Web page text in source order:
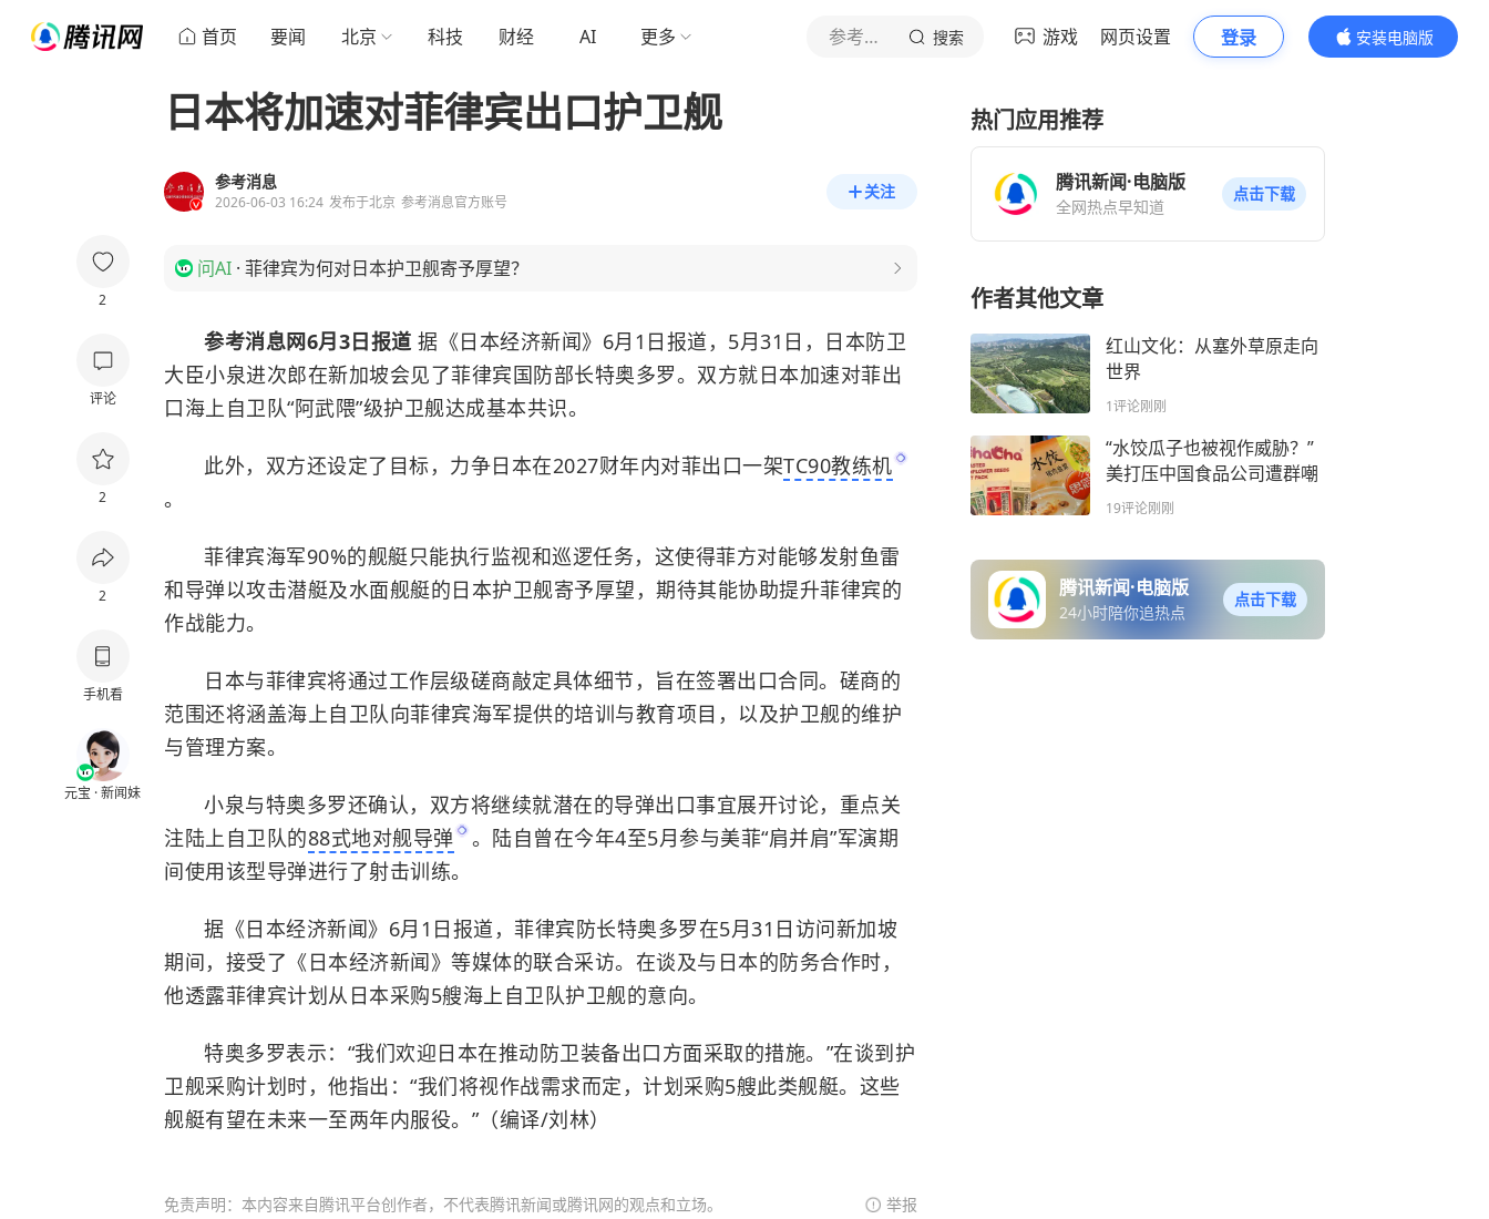
首页 要闻 北京 科技 财经 AI 更多 参考消息 搜索 游戏 网页设置 登录
安装电脑版
内容更精彩
2
评论
2
2
手机看
元宝 · 新闻妹
日本将加速对菲律宾出口护卫舰
参考消息
2026-06-03 16:24 发布于北京 参考消息官方账号
关注
问AI · 菲律宾为何对日本护卫舰寄予厚望？
参考消息网6月3日报道 据《日本经济新闻》6月1日报道，5月31日，日本防卫
大臣小泉进次郎在新加坡会见了菲律宾国防部长特奥多罗。双方就日本加速对菲出
口海上自卫队“阿武隈”级护卫舰达成基本共识。
此外，双方还设定了目标，力争日本在2027财年内对菲出口一架TC90教练机
。
菲律宾海军90%的舰艇只能执行监视和巡逻任务，这使得菲方对能够发射鱼雷
和导弹以攻击潜艇及水面舰艇的日本护卫舰寄予厚望，期待其能协助提升菲律宾的
作战能力。
日本与菲律宾将通过工作层级磋商敲定具体细节，旨在签署出口合同。磋商的
范围还将涵盖海上自卫队向菲律宾海军提供的培训与教育项目，以及护卫舰的维护
与管理方案。
小泉与特奥多罗还确认，双方将继续就潜在的导弹出口事宜展开讨论，重点关
注陆上自卫队的88式地对舰导弹
。陆自曾在今年4至5月参与美菲“肩并肩”军演期
间使用该型导弹进行了射击训练。
据《日本经济新闻》6月1日报道，菲律宾防长特奥多罗在5月31日访问新加坡
期间，接受了《日本经济新闻》等媒体的联合采访。在谈及与日本的防务合作时，
他透露菲律宾计划从日本采购5艘海上自卫队护卫舰的意向。
特奥多罗表示：“我们欢迎日本在推动防卫装备出口方面采取的措施。”在谈到护
卫舰采购计划时，他指出：“我们将视作战需求而定，计划采购5艘此类舰艇。这些
舰艇有望在未来一至两年内服役。”（编译/刘林）
免责声明：本内容来自腾讯平台创作者，不代表腾讯新闻或腾讯网的观点和立场。 举报
热门应用推荐
腾讯新闻·电脑版
全网热点早知道
点击下载
作者其他文章
红山文化：从塞外草原走向
世界
1评论刚刚
“水饺瓜子也被视作威胁？”
美打压中国食品公司遭群嘲
19评论刚刚
腾讯新闻·电脑版
24小时陪你追热点
点击下载